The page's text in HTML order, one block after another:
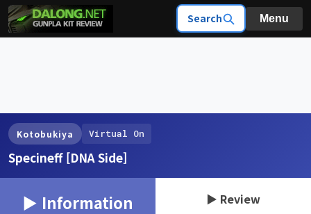
Search Menu
Kotobukiya Virtual On
Specineff [DNA Side]
▶ Information ▶ Review